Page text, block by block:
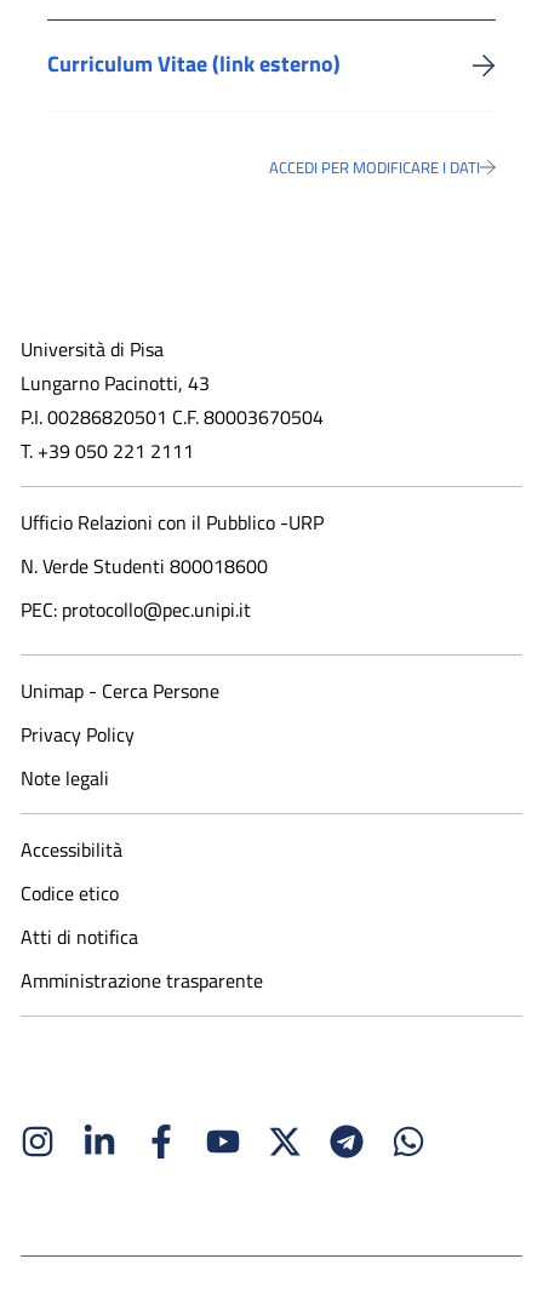
Curriculum Vitae (link esterno)
ACCEDI PER MODIFICARE I DATI
Università di Pisa
Lungarno Pacinotti, 43
P.I. 00286820501 C.F. 80003670504
T. +39 050 221 2111
Ufficio Relazioni con il Pubblico -URP
N. Verde Studenti 800018600​
PEC: protocollo@pec.unipi.it
Unimap - Cerca Persone
Privacy Policy
Note legali
Accessibilità
Codice etico
Atti di notifica
Amministrazione trasparente